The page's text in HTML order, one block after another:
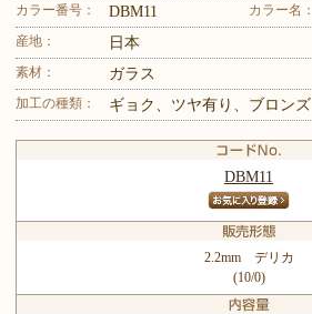
カラー番号： DBM11 カラー名：
産地： 日本
素材： ガラス
加工の種類： ギョク、ツヤ有り、ブロンズ
DBM11
2.2mm デリカ
(10/0)